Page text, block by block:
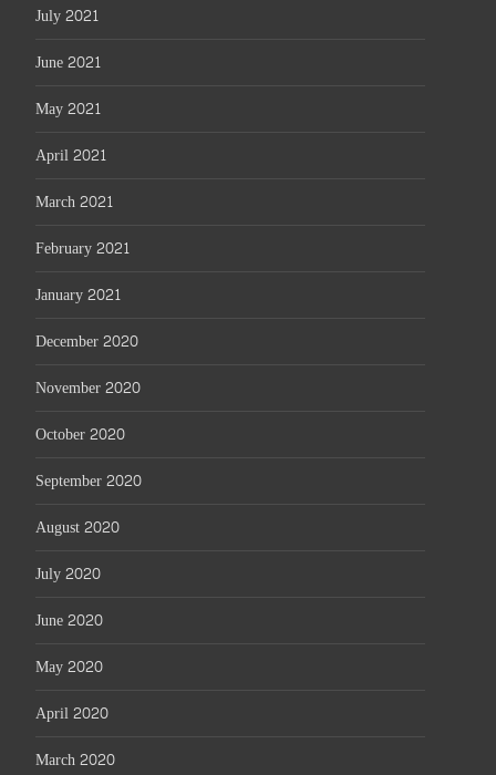
July 2021
June 2021
May 2021
April 2021
March 2021
February 2021
January 2021
December 2020
November 2020
October 2020
September 2020
August 2020
July 2020
June 2020
May 2020
April 2020
March 2020